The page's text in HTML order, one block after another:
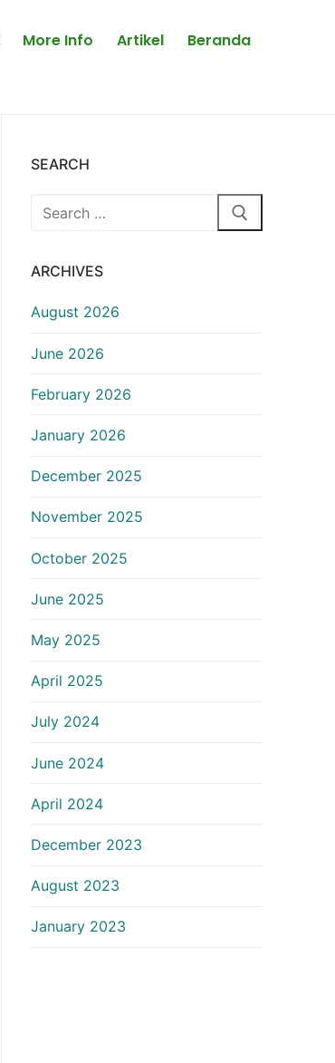
More Info Artikel Beranda
SEARCH
Search
ARCHIVES
August 2026
June 2026
February 2026
January 2026
December 2025
November 2025
October 2025
June 2025
May 2025
April 2025
July 2024
June 2024
April 2024
December 2023
August 2023
January 2023